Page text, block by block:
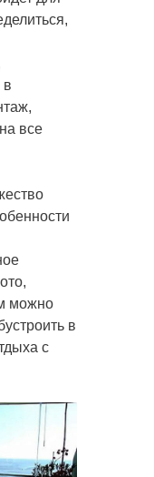
в
все
можно
в
с